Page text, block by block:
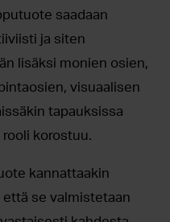
saadaan
ja siten
lisäksi monien osien,
visuaalisen
tapauksissa
korostuu.
kannattaakin
se valmistetaan